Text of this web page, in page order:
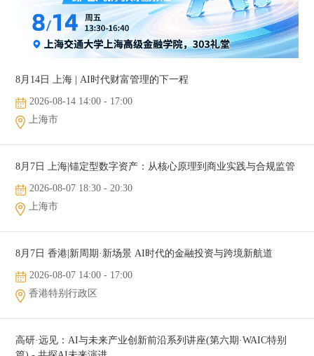
8月14日 上海 | AI时代财富管理的下一程
2026-08-14 14:00 - 17:00
上海市
8月7日 上海|锚定型数字资产：从核心原理到商业实践与合规监管
2026-08-07 18:30 - 20:30
上海市
8月7日 香港|新周期·新场景 AI时代的金融投资与跨境新航道
2026-08-07 14:00 - 17:00
香港特别行政区
高研·远见：AI与未来产业创新前沿系列讲座(第六期·WAIC特别